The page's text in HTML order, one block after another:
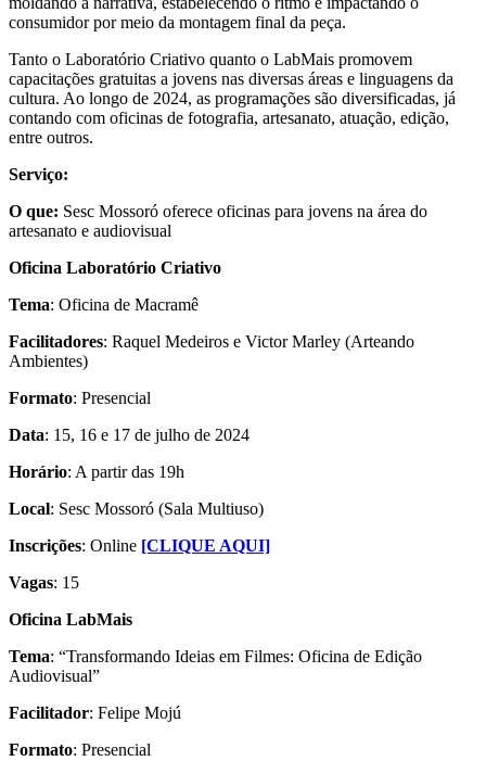
consumidor por meio da montagem final da peça.
Tanto o Laboratório Criativo quanto o LabMais promovem
capacitações gratuitas a jovens nas diversas áreas e linguagens da
cultura. Ao longo de 2024, as programações são diversificadas, já
contando com oficinas de fotografia, artesanato, atuação, edição,
entre outros.
Serviço:
O que: Sesc Mossoró oferece oficinas para jovens na área do
artesanato e audiovisual
Oficina Laboratório Criativo
Tema: Oficina de Macramê
Facilitadores: Raquel Medeiros e Victor Marley (Arteando
Ambientes)
Formato: Presencial
Data: 15, 16 e 17 de julho de 2024
Horário: A partir das 19h
Local: Sesc Mossoró (Sala Multiuso)
Inscrições: Online [CLIQUE AQUI]
Vagas: 15
Oficina LabMais
Tema: “Transformando Ideias em Filmes: Oficina de Edição
Audiovisual”
Facilitador: Felipe Mojú
Formato: Presencial